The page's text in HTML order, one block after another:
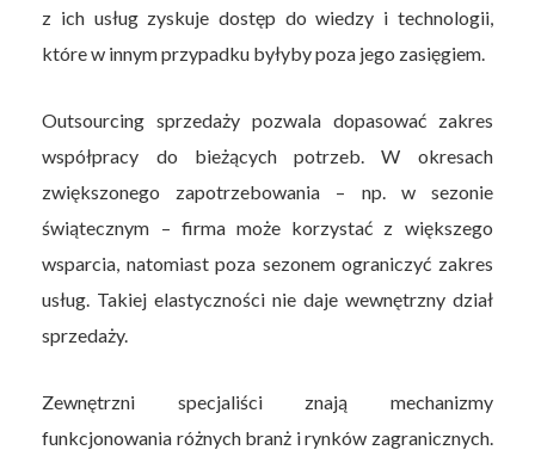
z ich usług zyskuje dostęp do wiedzy i technologii,
które w innym przypadku byłyby poza jego zasięgiem.
Outsourcing sprzedaży pozwala dopasować zakres
współpracy do bieżących potrzeb. W okresach
zwiększonego zapotrzebowania – np. w sezonie
świątecznym – firma może korzystać z większego
wsparcia, natomiast poza sezonem ograniczyć zakres
usług. Takiej elastyczności nie daje wewnętrzny dział
sprzedaży.
Zewnętrzni specjaliści znają mechanizmy
funkcjonowania różnych branż i rynków zagranicznych.